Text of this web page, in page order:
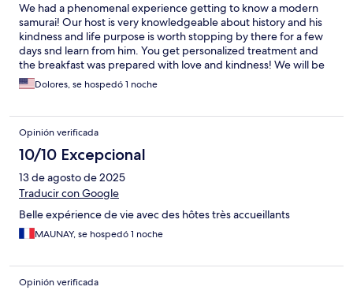
We had a phenomenal experience getting to know a modern
samurai! Our host is very knowledgeable about history and his
kindness and life purpose is worth stopping by there for a few
days snd learn from him. You get personalized treatment and
the breakfast was prepared with love and kindness! We will be
back for sure!! Warmed heartfelt thanks Bushi!!
Dolores, se hospedó 1 noche
Opinión verificada
10/10 Excepcional
13 de agosto de 2025
Traducir con Google
Belle expérience de vie avec des hôtes très accueillants
MAUNAY, se hospedó 1 noche
Opinión verificada